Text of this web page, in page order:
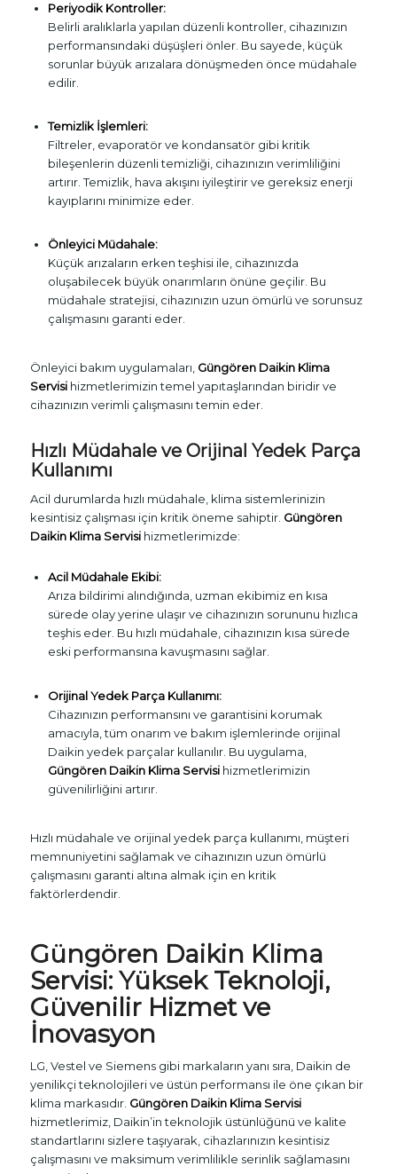
Periyodik Kontroller:
Belirli aralıklarla yapılan düzenli kontroller, cihazınızın
performansındaki düşüşleri önler. Bu sayede, küçük
sorunlar büyük arızalara dönüşmeden önce müdahale
edilir.
Temizlik İşlemleri:
Filtreler, evaporatör ve kondansatör gibi kritik
bileşenlerin düzenli temizliği, cihazınızın verimliliğini
artırır. Temizlik, hava akışını iyileştirir ve gereksiz enerji
kayıplarını minimize eder.
Önleyici Müdahale:
Küçük arızaların erken teşhisi ile, cihazınızda
oluşabilecek büyük onarımların önüne geçilir. Bu
müdahale stratejisi, cihazınızın uzun ömürlü ve sorunsuz
çalışmasını garanti eder.
Önleyici bakım uygulamaları, Güngören Daikin Klima
Servisihizmetlerimizin temel yapıtaşlarından biridir ve
cihazınızın verimli çalışmasını temin eder.
Hızlı Müdahale ve Orijinal Yedek Parça
Kullanımı
Acil durumlarda hızlı müdahale, klima sistemlerinizin
kesintisiz çalışması için kritik öneme sahiptir. Güngören
Daikin Klima Servisihizmetlerimizde:
Acil Müdahale Ekibi:
Arıza bildirimi alındığında, uzman ekibimiz en kısa
sürede olay yerine ulaşır ve cihazınızın sorununu hızlıca
teşhis eder. Bu hızlı müdahale, cihazınızın kısa sürede
eski performansına kavuşmasını sağlar.
Orijinal Yedek Parça Kullanımı:
Cihazınızın performansını ve garantisini korumak
amacıyla, tüm onarım ve bakım işlemlerinde orijinal
Daikin yedek parçalar kullanılır. Bu uygulama,
Güngören Daikin Klima Servisihizmetlerimizin
güvenilirliğini artırır.
Hızlı müdahale ve orijinal yedek parça kullanımı, müşteri
memnuniyetini sağlamak ve cihazınızın uzun ömürlü
çalışmasını garanti altına almak için en kritik
faktörlerdendir.
Güngören Daikin Klima
Servisi: Yüksek Teknoloji,
Güvenilir Hizmet ve
İnovasyon
LG, Vestel ve Siemens gibi markaların yanı sıra, Daikin de
yenilikçi teknolojileri ve üstün performansı ile öne çıkan bir
klima markasıdır. Güngören Daikin Klima Servisi
hizmetlerimiz, Daikin’in teknolojik üstünlüğünü ve kalite
standartlarını sizlere taşıyarak, cihazlarınızın kesintisiz
çalışmasını ve maksimum verimlilikle serinlik sağlamasını